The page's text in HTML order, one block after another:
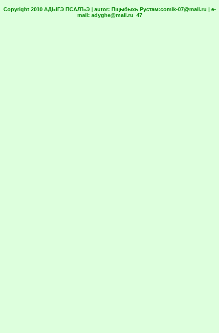
Copyright 2010 АДЫГЭ ПСАЛЪЭ | autor: Пщыбыхь Рустам:comik-07@mail.ru | e-
mail: adyghe@mail.ru 47